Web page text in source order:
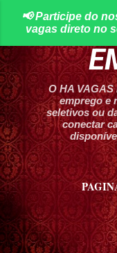
Pular
HA
O HA
emprego e
seletivos ou
conectar
📢 Participe do
vagas direto no